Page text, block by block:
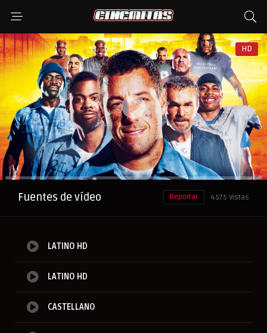
HD
Anuncio
Fuentes de vídeo 4575 Vistas
Reportar
LATINO HD
LATINO HD
CASTELLANO